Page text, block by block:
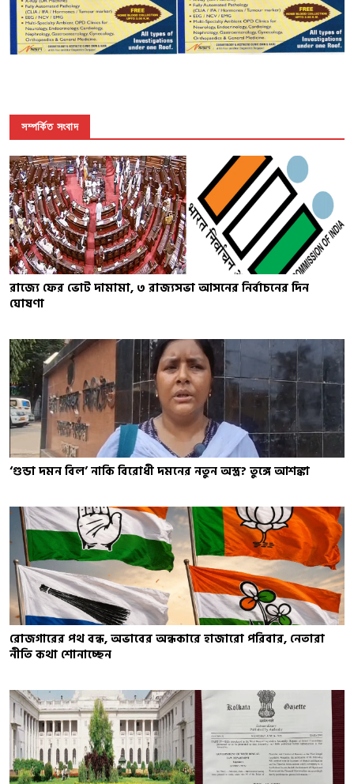
সম্পর্কিত সংবাদ
রাজ্যে ফের ভোট দামামা, ৩ রাজ্যসভা আসনের নির্বাচনের দিন
ঘোষণা
‘গুন্ডা দমন বিল’ নাকি বিরোধী দমনের নতুন অস্ত্র? তুঙ্গে আশঙ্কা
রোজগারের পথ বন্ধ, অভাবের অন্ধকারে হাজারো পরিবার, নেতারা
নীতি কথা শোনাচ্ছেন